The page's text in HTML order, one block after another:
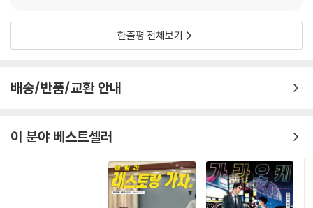
한줄평 전체보기
배송/반품/교환 안내
이 분야 베스트셀러